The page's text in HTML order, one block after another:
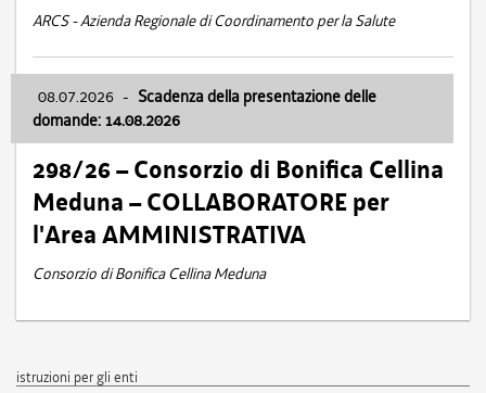
ARCS - Azienda Regionale di Coordinamento per la Salute
08.07.2026 - Scadenza della presentazione delle
domande: 14.08.2026
298/26 – Consorzio di Bonifica Cellina
Meduna – COLLABORATORE per
l'Area AMMINISTRATIVA
Consorzio di Bonifica Cellina Meduna
istruzioni per gli enti